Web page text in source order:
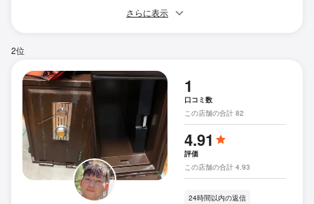
さらに表示
2位
1
口コミ数
この店舗の合計 82
4.91
評価
この店舗の合計 4.93
24時間以内の返信